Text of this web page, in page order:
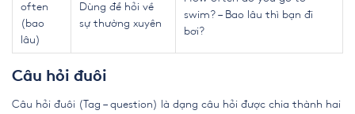
often
(bao
lâu)
Dùng để hỏi về
sự thường xuyên
swim? – Bao lâu thì bạn đi
bơi?
Câu hỏi đuôi
Câu hỏi đuôi (Tag – question) là dạng câu hỏi được chia thành hai